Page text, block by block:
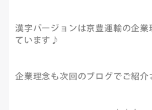
漢字バージョンは京豊運輸の企
ています♪
企業理念も次回のブログでご紹介